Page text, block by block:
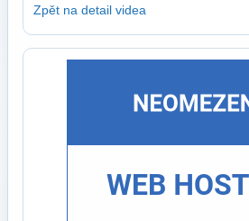
Zpět na detail videa